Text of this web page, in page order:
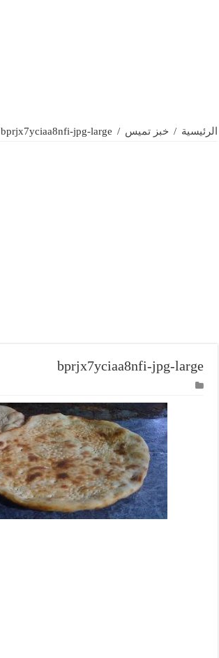
الرئيسية / خبز تميس /
bprjx7yciaa8nfi-jpg-large
bprjx7yciaa8nfi-jpg-large